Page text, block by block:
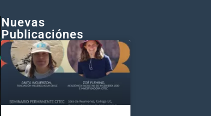
Nuevas
Publicaciónes